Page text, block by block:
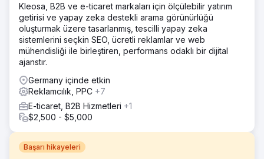
Kleosa, B2B ve e-ticaret markaları için ölçülebilir yatırım
getirisi ve yapay zeka destekli arama görünürlüğü
oluşturmak üzere tasarlanmış, tescilli yapay zeka
sistemlerini seçkin SEO, ücretli reklamlar ve web
mühendisliği ile birleştiren, performans odaklı bir dijital
ajanstır.
Germany içinde etkin
Reklamcılık, PPC +7
E-ticaret, B2B Hizmetleri +1
$2,500 - $5,000
Başarı hikayeleri